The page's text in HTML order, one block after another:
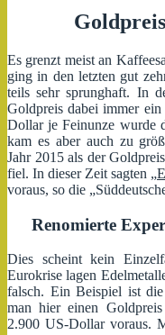
Es grenzt meist an
ging in den letzten gut
teils sehr sprunghaft. In
Goldpreis dabei immer
Dollar je Feinunze wurde
kam es aber auch zu
Jahr 2015 als der
fiel. In dieser Zeit sagten „
voraus, so die
Renomierte
Dies scheint kein
Eurokrise lagen
falsch. Ein Beispiel ist
man hier einen
2.900 US-Dollar voraus.